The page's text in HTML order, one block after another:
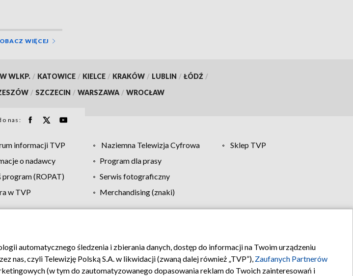
WIĘCEJ
WLKP. / KATOWICE / KIELCE / KRAKÓW / LUBLIN / ŁÓDŹ /
/ SZCZECIN / WARSZAWA / WROCŁAW
nas:
informacji TVP Naziemna Telewizja Cyfrowa
Sklep TVP
o nadawcy
Program dla prasy
program (ROPAT)
Serwis fotograficzny
w TVP
Merchandising (znaki)
Moje zgody Pomoc Biuro reklamy Kontakt
automatycznego śledzenia i zbierania danych, dostęp do informacji na Twoim urządzeniu
nas, czyli Telewizję Polską S.A. w likwidacji (zwaną dalej również „TVP”), Zaufanych Partnerów
(w tym do zautomatyzowanego dopasowania reklam do Twoich zainteresowań i